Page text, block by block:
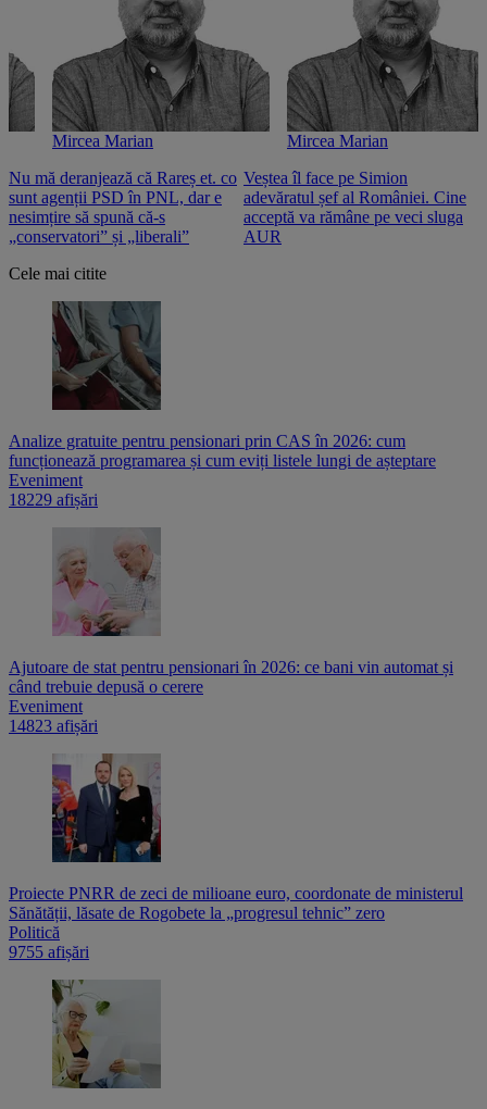
Mircea Marian
Nu mă deranjează că Rareș et. co
sunt agenții PSD în PNL, dar e
nesimțire să spună că-s
„conservatori” și „liberali”
Mircea Marian
Veștea îl face pe Simion
adevăratul șef al României. Cine
acceptă va rămâne pe veci sluga
AUR
Cele mai citite
Analize gratuite pentru pensionari prin CAS în 2026: cum
funcționează programarea și cum eviți listele lungi de așteptare
Eveniment
18229 afișări
Ajutoare de stat pentru pensionari în 2026: ce bani vin automat și
când trebuie depusă o cerere
Eveniment
14823 afișări
Proiecte PNRR de zeci de milioane euro, coordonate de ministerul
Sănătății, lăsate de Rogobete la „progresul tehnic” zero
Politică
9755 afișări